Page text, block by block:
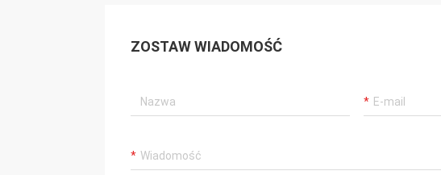
ZOSTAW WIADOMOŚĆ